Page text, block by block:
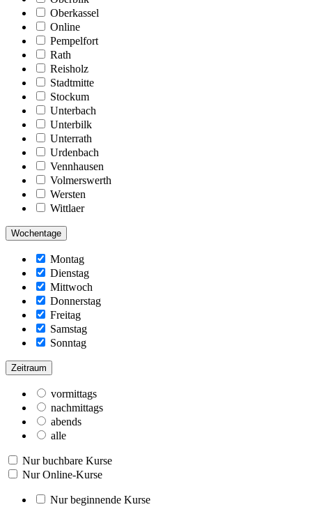
Oberkassel
Online
Pempelfort
Rath
Reisholz
Stadtmitte
Stockum
Unterbach
Unterbilk
Unterrath
Urdenbach
Vennhausen
Volmerswerth
Wersten
Wittlaer
Wochentage
Montag
Dienstag
Mittwoch
Donnerstag
Freitag
Samstag
Sonntag
Zeitraum
vormittags
nachmittags
abends
alle
Nur buchbare Kurse
Nur Online-Kurse
Nur beginnende Kurse